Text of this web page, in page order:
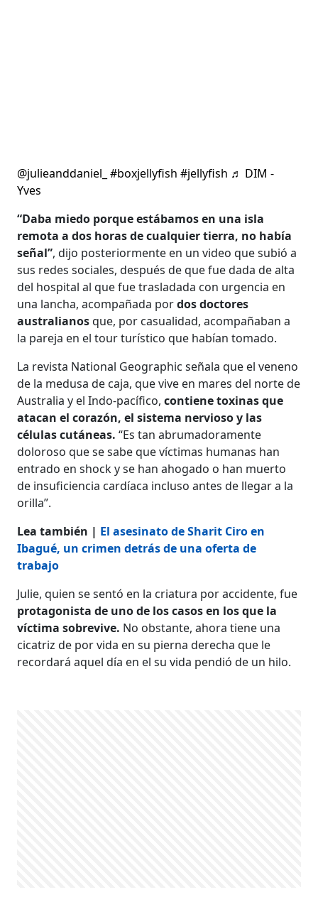
@julieanddaniel_ #boxjellyfish #jellyfish ♬ DIM -
Yves
“Daba miedo porque estábamos en una isla
remota a dos horas de cualquier tierra, no había
señal”, dijo posteriormente en un video que subió a
sus redes sociales, después de que fue dada de alta
del hospital al que fue trasladada con urgencia en
una lancha, acompañada pordos doctores
australianosque, por casualidad, acompañaban a
la pareja en el tour turístico que habían tomado.
La revista National Geographic señala que el veneno
de la medusa de caja, que vive en mares del norte de
Australia y el Indo-pacífico,contiene toxinas que
atacan el corazón, el sistema nervioso y las
células cutáneas. “Es tan abrumadoramente
doloroso que se sabe que víctimas humanas han
entrado en shock y se han ahogado o han muerto
de insuficiencia cardíaca incluso antes de llegar a la
orilla”.
Lea también | El asesinato de Sharit Ciro en
Ibagué, un crimen detrás de una oferta de
trabajo
Julie, quien se sentó en la criatura por accidente, fue
protagonista de uno de los casos en los que la
víctima sobrevive. No obstante, ahora tiene una
cicatriz de por vida en su pierna derecha que le
recordará aquel día en el su vida pendió de un hilo.